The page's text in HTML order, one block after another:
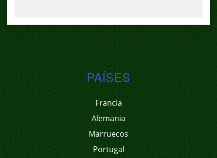
PAÍSES
Francia
Alemania
Marruecos
Portugal